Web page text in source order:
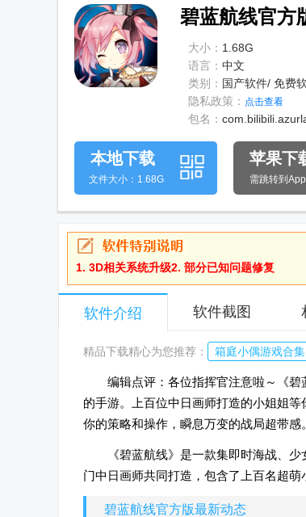
碧蓝航线官方
大小： 1.68G
语言： 中文
类别： 国产软件/ 免费
隐私政策： 点击查看
包名：
本地下载
文件大小：1.68G
苹果下
需跳转到
1. 3D相关系统升级2. 部分已知问题修复
软件介绍 软件截图
精品下载精心为您推荐： 箱庭小偶游戏合集
编辑点评：各位指挥官注意啦～《
的手游。上百位中日画师打造的小姐姐
你的策略和操作，瞬息万变的战局超带感
《碧蓝航线》是一款集即时海战、
门中日画师共同打造，包含了上百名超
碧蓝航线官方版最新动态